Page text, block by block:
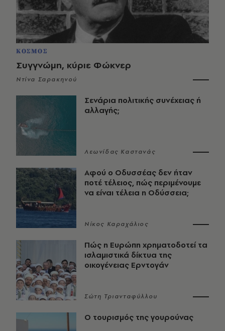
ΚΟΣΜΟΣ
Συγγνώμη, κύριε Φώκνερ
Ντίνα Σαρακηνού
Σενάρια πολιτικής συνέχειας ή
αλλαγής;
Λεωνίδας Καστανάς
Αφού ο Οδυσσέας δεν ήταν
ποτέ τέλειος, πώς περιμένουμε
να είναι τέλεια η Οδύσσεια;
Νίκος Καραχάλιος
Πώς η Ευρώπη χρηματοδοτεί τα
ισλαμιστικά δίκτυα της
οικογένειας Ερντογάν
Σώτη Τριανταφύλλου
Ο τουρισμός της γουρούνας